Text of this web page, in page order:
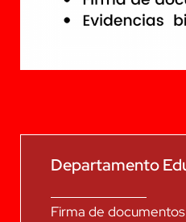
Departamento
Firma de